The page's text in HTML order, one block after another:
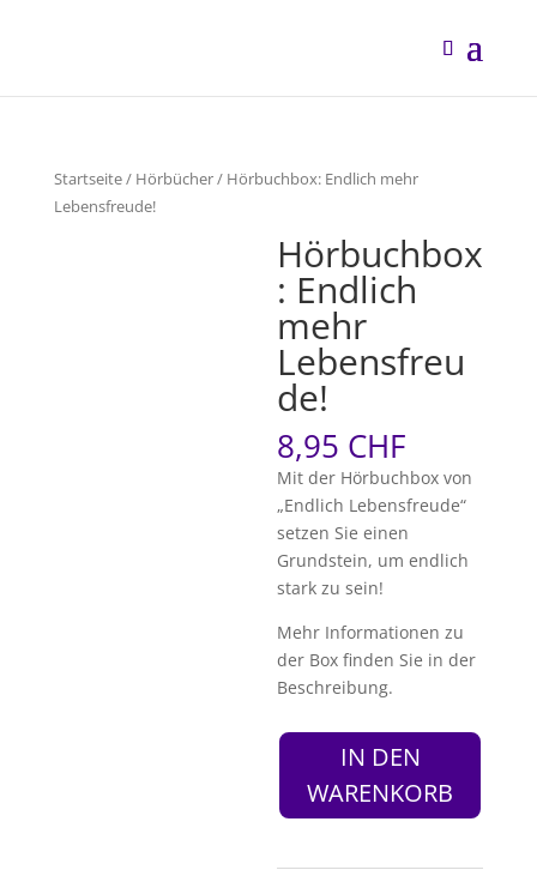
Startseite/ Hörbücher/ Hörbuchbox: Endlich mehr
Lebensfreude!
Hörbuchbox
: Endlich
mehr
Lebensfreu
de!
8,95 CHF
Mit der Hörbuchbox von
„Endlich Lebensfreude“
setzen Sie einen
Grundstein, um endlich
stark zu sein!
Mehr Informationen zu
der Box finden Sie in der
Beschreibung.
IN DEN
WARENKORB